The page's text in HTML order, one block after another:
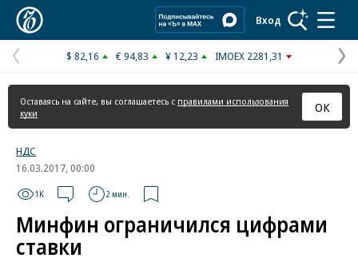
Вход
Предыдущая
страница
$ 82,16 € 94,83 ¥ 12,23 IMOEX 2281,31
Оставаясь на сайте, вы соглашаетесь с правилами использования
куки
ОК
НДС
16.03.2017, 00:00
1K 2 мин.
Минфин ограничился цифрами
ставки